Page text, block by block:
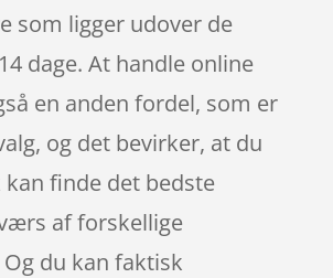
som ligger udover de
dage. At handle online
en anden fordel, som er
og det bevirker, at du
finde det bedste
af forskellige
du kan faktisk